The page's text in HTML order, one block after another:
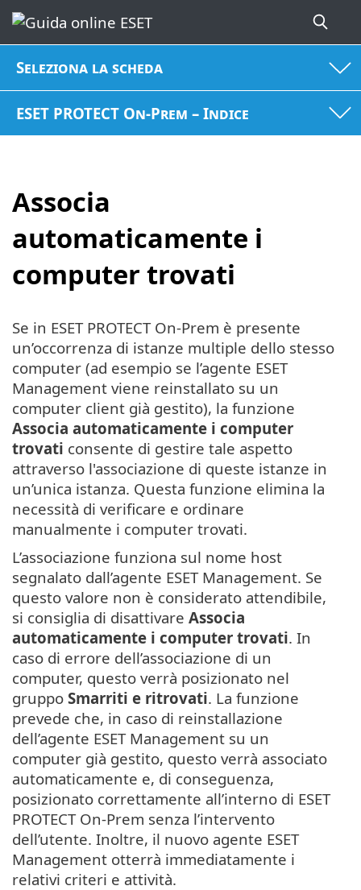
Seleziona la scheda
ESET PROTECT On-Prem – Indice
Associa
automaticamente i
computer trovati
Se in ESET PROTECT On-Prem è presente
un’occorrenza di istanze multiple dello stesso
computer (ad esempio se l’agente ESET
Management viene reinstallato su un
computer client già gestito), la funzione
Associa automaticamente i computer
trovati consente di gestire tale aspetto
attraverso l'associazione di queste istanze in
un’unica istanza. Questa funzione elimina la
necessità di verificare e ordinare
manualmente i computer trovati.
L’associazione funziona sul nome host
segnalato dall’agente ESET Management. Se
questo valore non è considerato attendibile,
si consiglia di disattivare Associa
automaticamente i computer trovati. In
caso di errore dell’associazione di un
computer, questo verrà posizionato nel
gruppo Smarriti e ritrovati. La funzione
prevede che, in caso di reinstallazione
dell’agente ESET Management su un
computer già gestito, questo verrà associato
automaticamente e, di conseguenza,
posizionato correttamente all’interno di ESET
PROTECT On-Prem senza l’intervento
dell’utente. Inoltre, il nuovo agente ESET
Management otterrà immediatamente i
relativi criteri e attività.